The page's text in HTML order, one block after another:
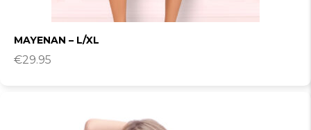
MAYENAN – L/XL
€29.95